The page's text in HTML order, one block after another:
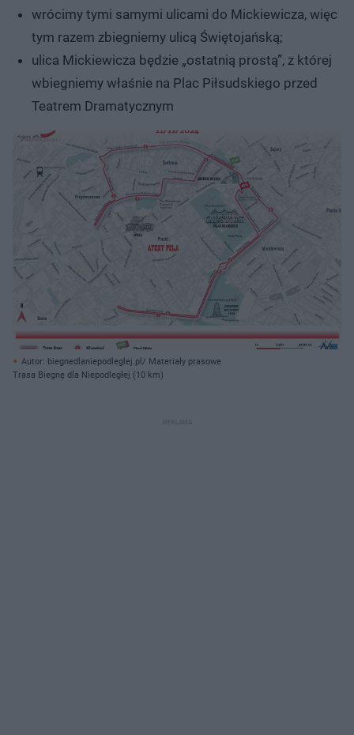
wrócimy tymi samymi ulicami do Mickiewicza, więc
tym razem zbiegniemy ulicą Świętojańską;
ulica Mickiewicza będzie „ostatnią prostą”, z której
wbiegniemy właśnie na Plac Piłsudskiego przed
Teatrem Dramatycznym
Autor: biegnedlaniepodleglej.pl/ Materiały prasowe
Trasa Biegnę dla Niepodległej (10 km)